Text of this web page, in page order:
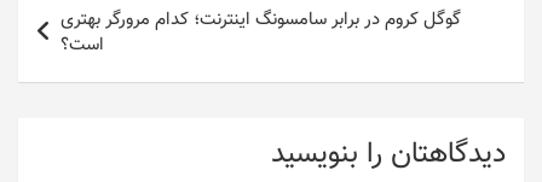
گوگل کروم در برابر سامسونگ اینترنت؛ کدام مرورگر بهتری
است؟
دیدگاهتان را بنویسید